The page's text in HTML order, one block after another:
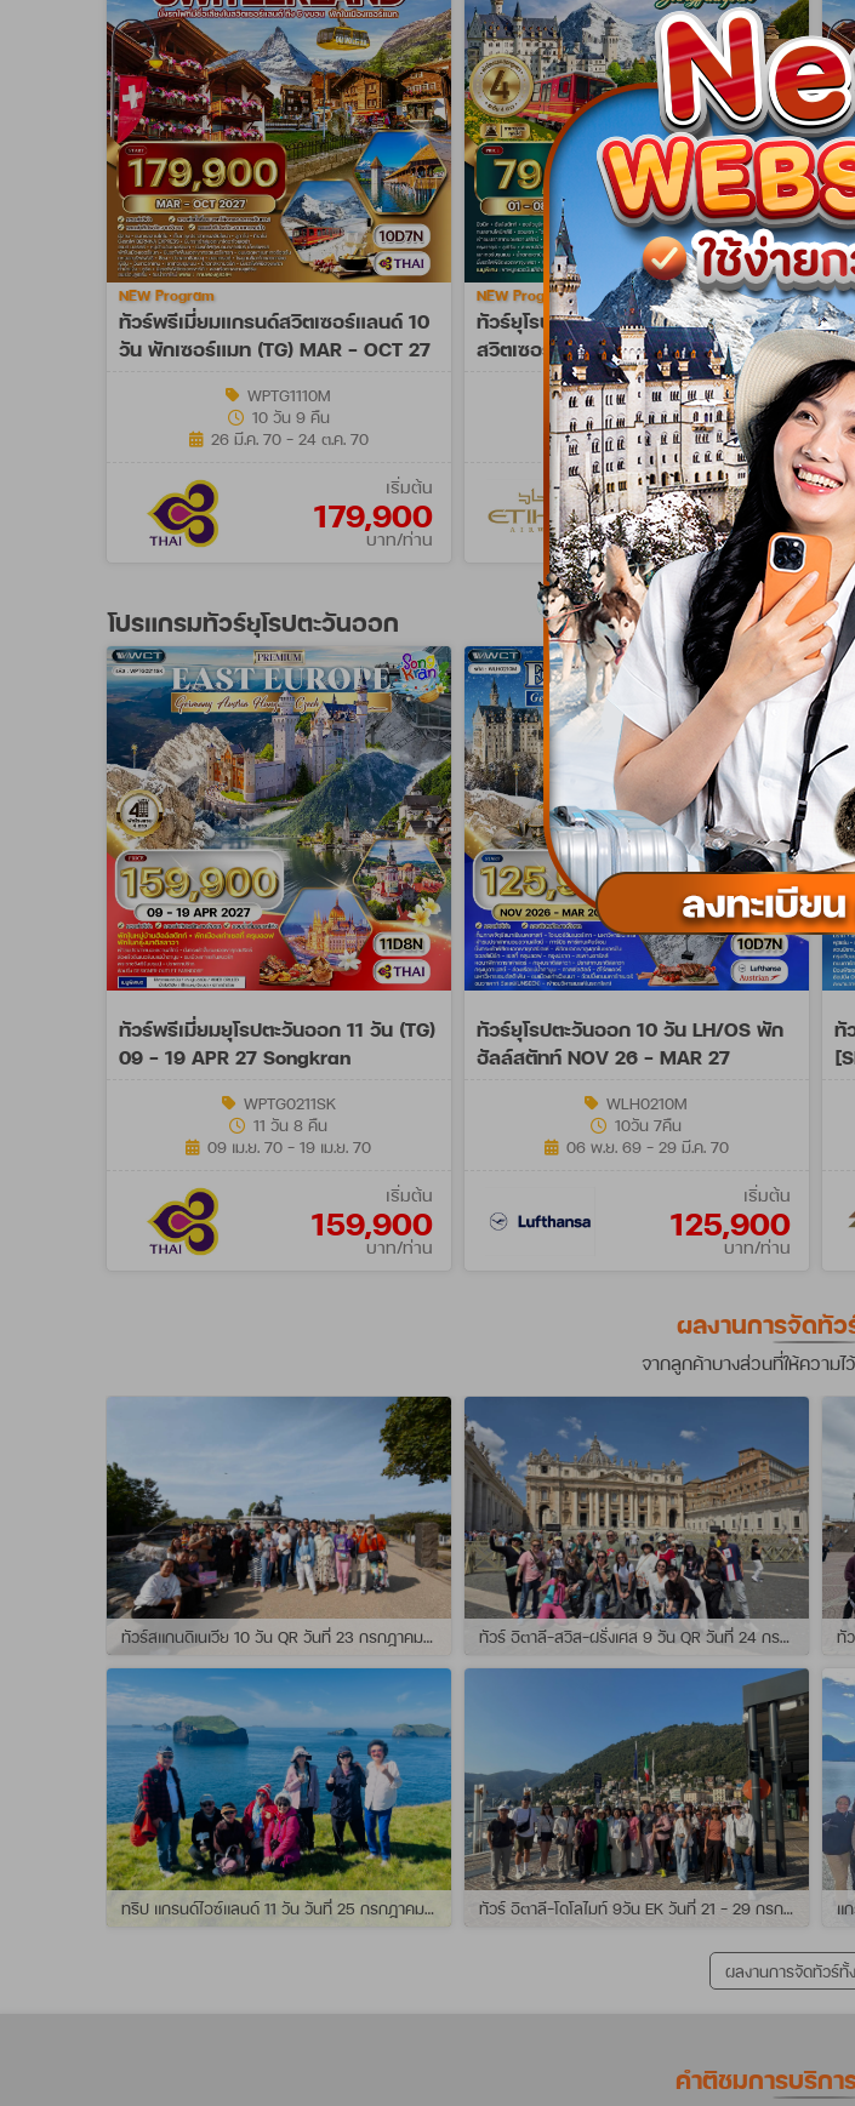
ทัวร์พรีเมี่ยมแกรนด์สวิตเซอร์แลนด์ 10
วัน พักเซอร์แมท (TG) MAR - OCT 27
NEW Program
WPTG1110M
10 วัน 9 คืน
26 มี.ค. 70 - 24 ต.ค. 70
เริ่มต้น
179,900
บาท/ท่าน
ทัวร์ยุโรปแอลป์ เยอรมัน - ออสเตรีย -
สวิตเซอร์แลนด์ 8 วัน (EY) 01 - 08
NEW Program
WTEY0308P
8 วัน 5 คืน
01 พ.ย. 69 - 08 พ.ย. 69
เริ่มต้น
79,900
บาท/ท่าน
ทั
เ
โปรแกรมทัวร์ยุโรปตะวันออก
ทัวร์พรีเมี่ยมยุโรปตะวันออก 11 วัน (TG)
09 - 19 APR 27 Songkran
WPTG0211SK
11 วัน 8 คืน
09 เม.ย. 70 - 19 เม.ย. 70
เริ่มต้น
159,900
บาท/ท่าน
ทัวร์ยุโรปตะวันออก 10 วัน LH/OS พัก
ฮัลล์สตัทท์ NOV 26 - MAR 27
WLH0210M
10วัน 7คืน
06 พ.ย. 69 - 29 มี.ค. 70
เริ่มต้น
125,900
บาท/ท่าน
ทั
ผลงานการจัดทัว
จากลูกค้าบางส่วนที่ให้ความไ
ทัวร์สแกนดิเนเวีย 10 วัน QR วันที่ 23 กรกฏาคม - 01 สิงหาคม 2569 เดินทางกับไกด์พี่จุ้ย และ พี่กั้ง ทัวร์ อิตาลี-สวิส-ฝรั่งเศส 9 วัน QR วันที่ 24 กรกฏาคม - 01 สิงหาคม 2569 เดินทางกับไกด์พี่เช
ทริป แกรนด์ไอซ์แลนด์ 11 วัน วันที่ 25 กรกฏาคม - 04 สิงหาคม 2569 เดินทางกับไกด์พี่เปิ้ล ทัวร์ อิตาลี-โดโลไมท์ 9วัน EK วันที่ 21 - 29 กรกฏาคม 2569 เดินทางกับไกด์พี่หนุ่ม
ผลงานการจัดทัวร์ทั้
คำติชมการบริกา